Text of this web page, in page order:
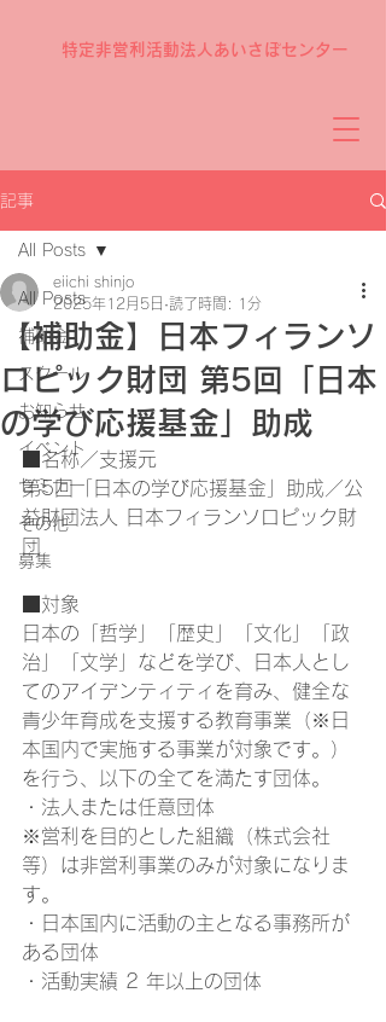
特定非営利活動法人あいさぽセンター
記事
All Posts
補助金
スクール
お知らせ
イベント
セミナー
その他
募集
All Posts
【補助金】日本フィランソ
ロピック財団 第5回「日本
の学び応援基金」助成
eiichi shinjo
2025年12月5日 読了時間: 1分
■名称／支援元
第5回「日本の学び応援基金」助成／公
益財団法人 日本フィランソロピック財
団
■対象
日本の「哲学」「歴史」「文化」「政
治」「文学」などを学び、日本人とし
てのアイデンティティを育み、健全な
青少年育成を支援する教育事業（※日
本国内で実施する事業が対象です。）
を行う、以下の全てを満たす団体。
・法人または任意団体
※営利を目的とした組織（株式会社
等）は非営利事業のみが対象になりま
す。
・日本国内に活動の主となる事務所が
ある団体
・活動実績 2 年以上の団体